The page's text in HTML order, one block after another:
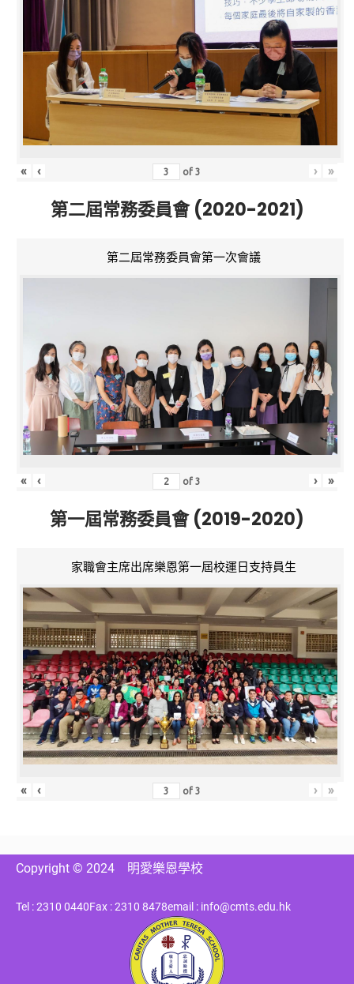
« ‹ of3 › »
第二屆常務委員會 (2020-2021)
第二屆常務委員會第一次會議
« ‹ of3 › »
第一屆常務委員會 (2019-2020)
家職會主席出席樂恩第一屆校運日支持員生
« ‹ of3 › »
Copyright © 2024 明愛樂恩學校
Tel : 2310 0440Fax : 2310 8478email : info@cmts.edu.hk